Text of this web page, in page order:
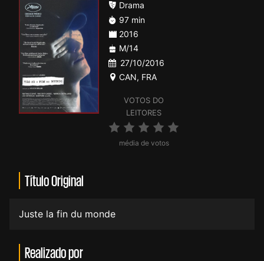
VOTOS DO
LEITORES
média de votos
Drama
97 min
2016
M/14
27/10/2016
CAN, FRA
Título Original
Juste la fin du monde
Realizado por